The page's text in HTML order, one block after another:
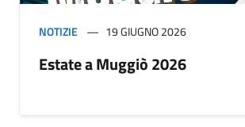
NOTIZIE 19 GIUGNO 2026
Estate a Muggiò 2026